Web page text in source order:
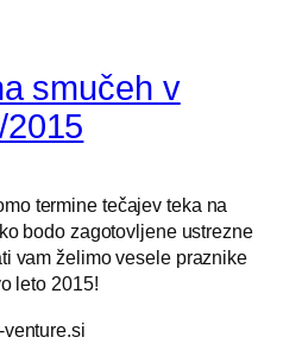
smučeh v
termine tečajev teka na
bodo zagotovljene ustrezne
vam želimo vesele praznike
leto 2015!